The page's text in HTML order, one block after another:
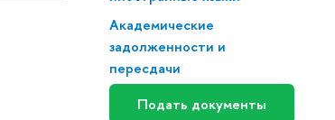
Академические
задолженности и
пересдачи
Подать документы